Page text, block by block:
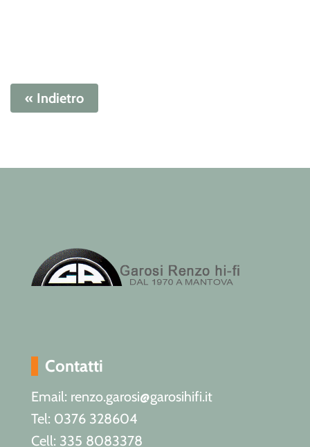
« Indietro
Contatti
Email: renzo.garosi@garosihifi.it
Tel: 0376 328604
Cell: 335 8083378